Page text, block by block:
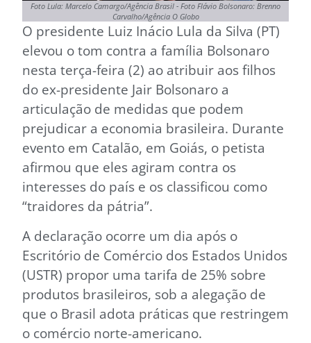
Foto Lula: Marcelo Camargo/Agência Brasil - Foto Flávio Bolsonaro: Brenno
Carvalho/Agência O Globo
O presidente Luiz Inácio Lula da Silva (PT)
elevou o tom contra a família Bolsonaro
nesta terça-feira (2) ao atribuir aos filhos
do ex-presidente Jair Bolsonaro a
articulação de medidas que podem
prejudicar a economia brasileira. Durante
evento em Catalão, em Goiás, o petista
afirmou que eles agiram contra os
interesses do país e os classificou como
“traidores da pátria”.
A declaração ocorre um dia após o
Escritório de Comércio dos Estados Unidos
(USTR) propor uma tarifa de 25% sobre
produtos brasileiros, sob a alegação de
que o Brasil adota práticas que restringem
o comércio norte-americano.